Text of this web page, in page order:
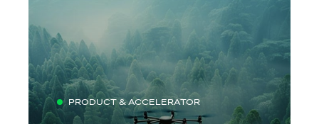
PRODUCT & ACCELERATOR